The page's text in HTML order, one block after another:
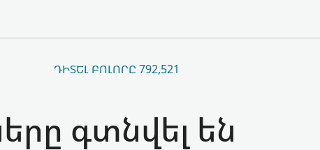
ԴԻՏԵԼ ԲՈԼՈՐԸ 792,521
գտնվել են